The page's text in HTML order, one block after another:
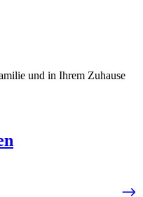
und in Ihrem Zuhause